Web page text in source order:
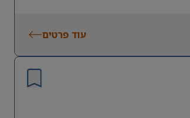
עוד פרטים